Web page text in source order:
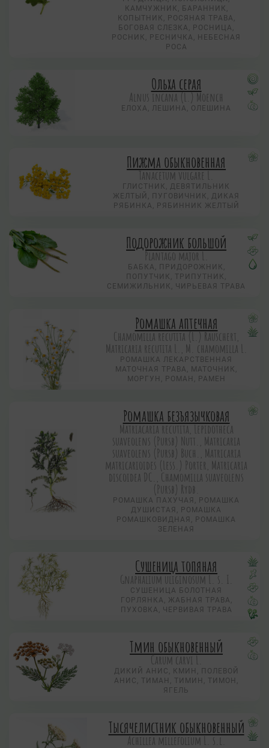
КАМЧУЖНИК, БАРАННИК,
КОПЫТНИК, РОСЯНАЯ ТРАВА,
БОГОВАЯ СЛЕЗКА, РОСНИЦА,
РОСНИК, РЕСНИЧКА, НЕБЕСНАЯ
РОСА
Ольха серая
Alnus incana (L.) Moench
ЕЛОХА, ЛЕШИНА, ОЛЕШИНА
Пижма обыкновенная
Tanacetum vulgare L.
ГЛИСТНИК, ДЕВЯТИЛЬНИК
ЖЕЛТЫЙ, ПУГОВИЧНИК, ДИКАЯ
РЯБИНКА, РЯБИННИК ЖЕЛТЫЙ
Подорожник большой
Plantago major L.
БАБКА, ПРИДОРОЖНИК,
ПОПУТЧИК, ТРИПУТНИК,
СЕМИЖИЛЬНИК, ЧИРЬЕВАЯ ТРАВА
Ромашка аптечная
Chamomilla recutita (L.) Rauschert,
Matricaria recutita L., M. chamomilla L.
РОМАШКА ЛЕКАРСТВЕННАЯ
МАТОЧНАЯ ТРАВА, МАТОЧНИК,
МОРГУН, РОМАН, РАМЕН
Ромашка безъязычковая
Matriacaria recutita, Lepidotheca
suaveolens (Pursb) Nutt., Matricaria
suaveolens (Pursb) Buch., Matricaria
matricarioides (Less.) Porter, Matricaria
discoidea DC., Chamomilla suaveolens
(Pursb) Rydb.
РОМАШКА ПАХУЧАЯ, РОМАШКА
ДУШИСТАЯ, РОМАШКА
РОМАШКОВИДНАЯ, РОМАШКА
ЗЕЛЕНАЯ
Сушеница топяная
Gnaphalium uliginosum L. s. I.
СУШЕНИЦА БОЛОТНАЯ
ГОРЛЯНКА, ЖАБНАЯ ТРАВА,
ПУХОВКА, ЧЕРВИВАЯ ТРАВА
Тмин обыкновенный
Carum carvi L.
ДИКИЙ АНИС, КМИН, ПОЛЕВОЙ
АНИС, ТИМАН, ТИМИН, ТИМОН,
ЯГЕЛЬ
Тысячелистник обыкновенный
Achillea millefolium L. s.l.